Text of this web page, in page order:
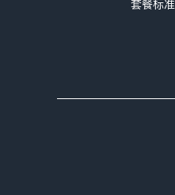
套餐标准